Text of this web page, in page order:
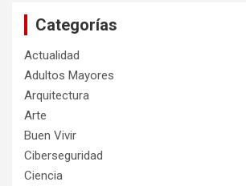
Categorías
Actualidad
Adultos Mayores
Arquitectura
Arte
Buen Vivir
Ciberseguridad
Ciencia